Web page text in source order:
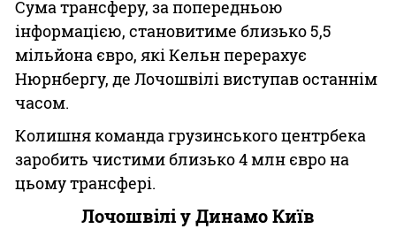
Сума трансферу, за попередньою
інформацією, становитиме близько 5,5
мільйона євро, які Кельн перерахує
Нюрнбергу, де Лочошвілі виступав останнім
часом.
Колишня команда грузинського центрбека
заробить чистими близько 4 млн євро на
цьому трансфері.
Лочошвілі у Динамо Київ